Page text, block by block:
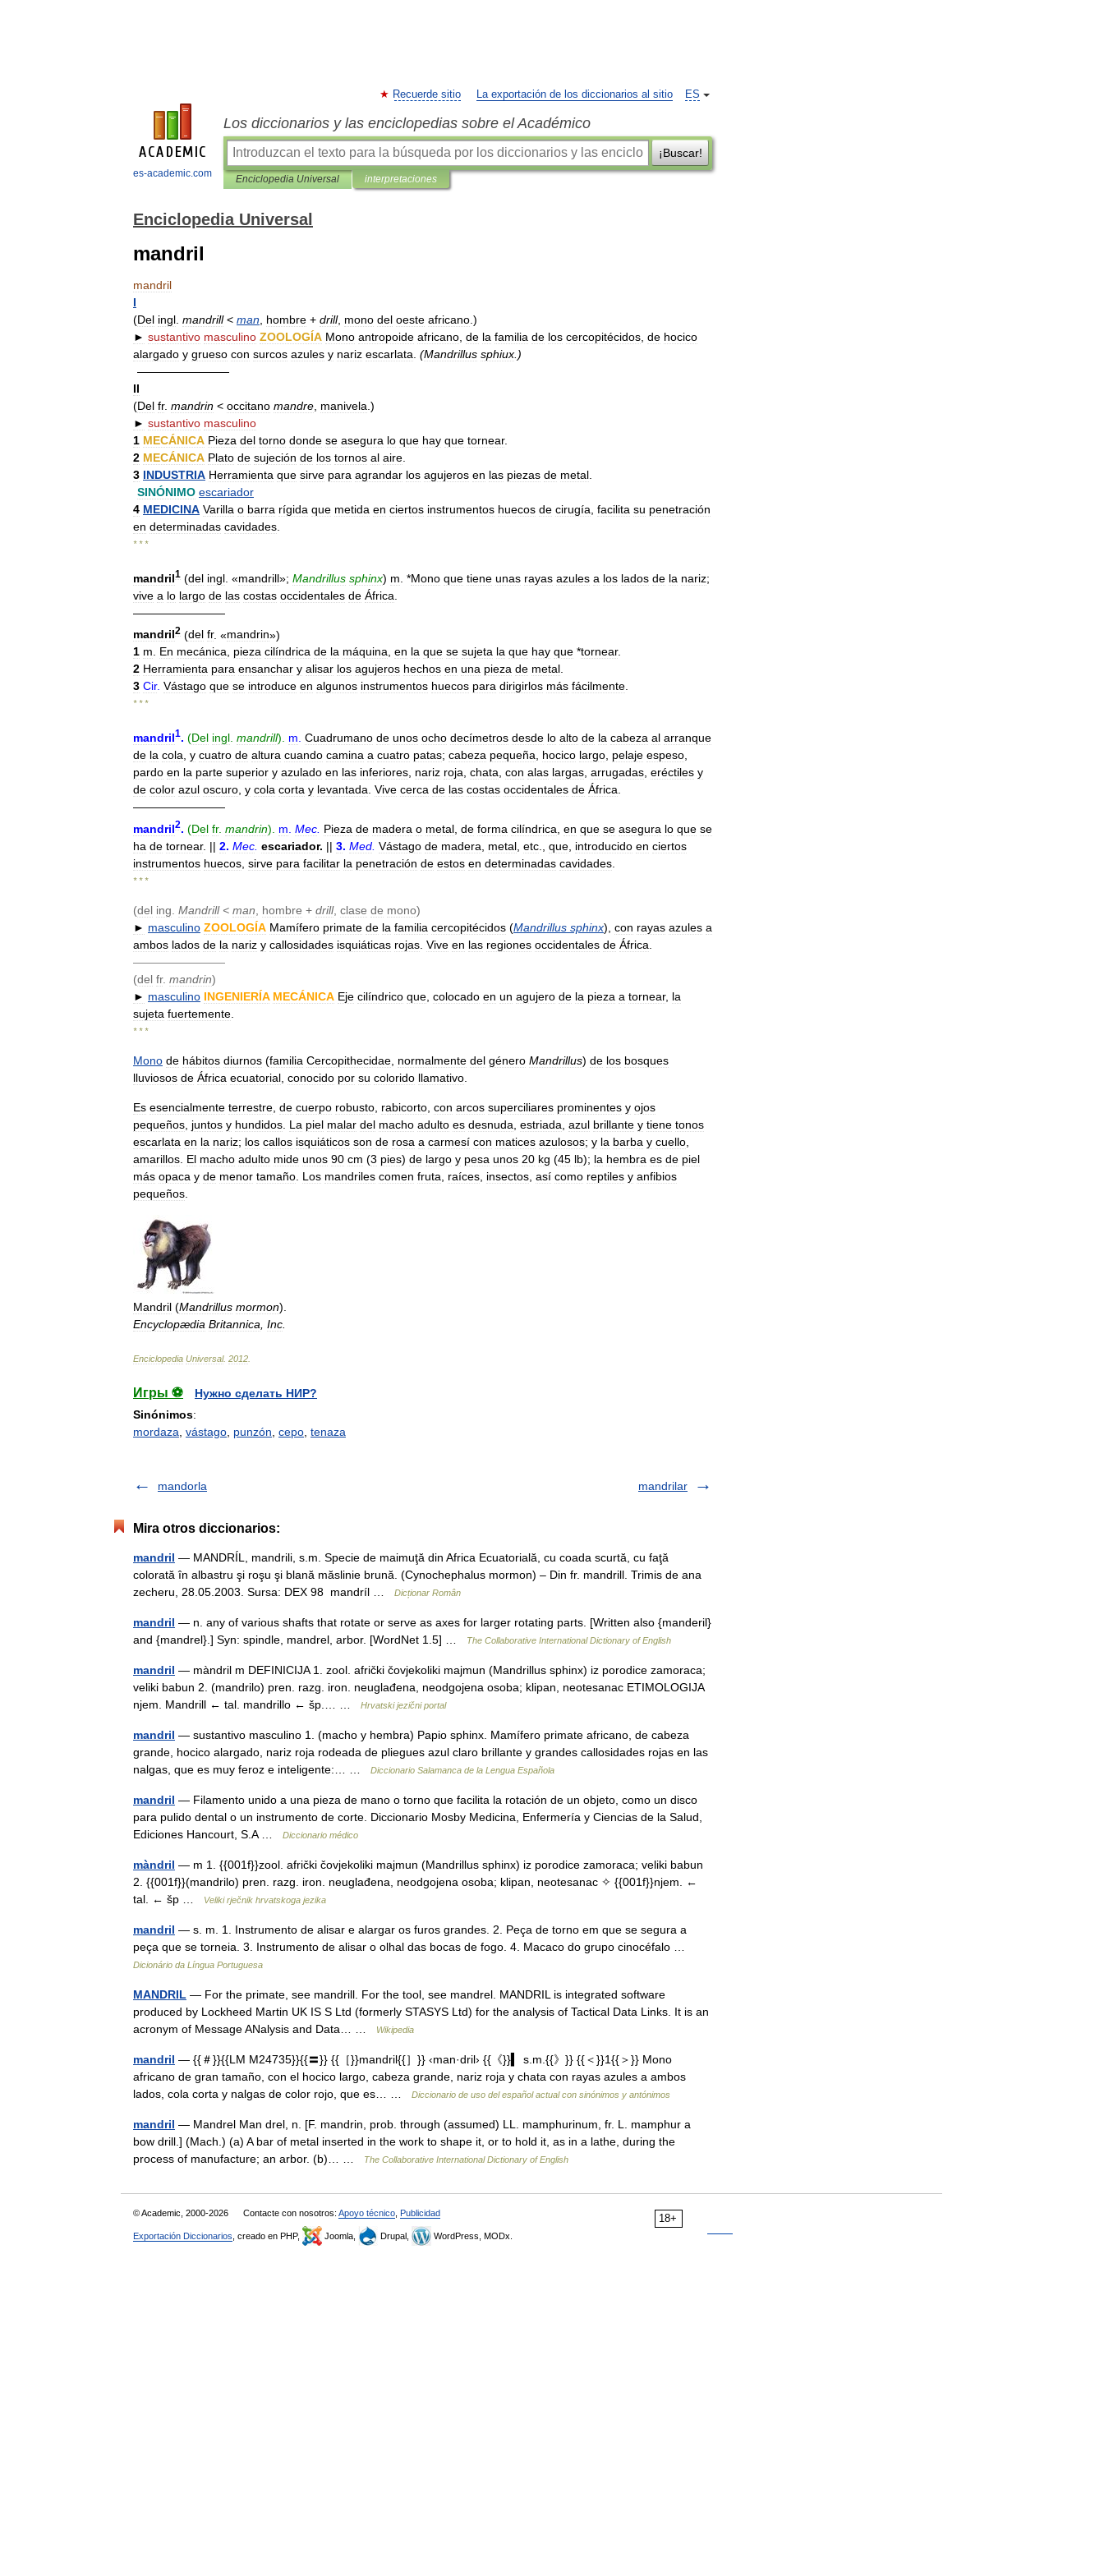
es-academic.com
ES
Recuerde sitio La exportación de los diccionarios al sitio
Los diccionarios y las enciclopedias sobre el Académico
¡Buscar!
Enciclopedia Universal interpretaciones
Enciclopedia Universal
mandril
mandril
I
(Del ingl mandrill< man hombre + drill, mono del oeste africano .)
► sustantivo masculino ZOOLOGÍA Mono antropoide africano de la familia de los cercopitécidos de hocico
alargado y grueso con surcos azules y nariz escarlata (Mandrillus sphiux .)
————————
II
(Del fr. mandrin < occitano mandre manivela .)
► sustantivo masculino
1 MECÁNICA Pieza del torno donde se asegura lo que hay que tornear.
2 MECÁNICA Plato de sujeción de los tornos al aire
3 INDUSTRIA Herramienta que sirve para agrandar los agujeros en las piezas de metal
SINÓNIMO escariador
4 MEDICINA Varilla o barra rígida que metida en ciertos instrumentos huecos de cirugía facilita su penetración
en determinadas cavidades
* * *
mandril1 (del ingl . «mandrill»; Mandrillus sphinx) m . *Mono que tiene unas rayas azules a los lados de la nariz;
vive a lo largo de las costas occidentales de África
————————
mandril2 (del fr. «mandrin»)
1 m. En mecánica, pieza cilíndrica de la máquina, en la que se sujeta la que hay que *tornear.
2 Herramienta para ensanchar y alisar los agujeros hechos en una pieza de metal.
3 Cir. Vástago que se introduce en algunos instrumentos huecos para dirigirlos más fácilmente.
* * *
mandril1. (Del ingl mandrill). m Cuadrumano de unos ocho decímetros desde lo alto de la cabeza al arranque
de la cola y cuatro de altura cuando camina a cuatro patas; cabeza pequeña hocico largo pelaje espeso
pardo en la parte superior y azulado en las inferiores nariz roja chata con alas largas arrugadas eréctiles y
de color azul oscuro y cola corta y levantada Vive cerca de las costas occidentales de África
————————
mandril2. (Del fr. mandrin). m Mec Pieza de madera o metal de forma cilíndrica en que se asegura lo que se
ha de tornear. || 2. Mec escariador. || 3. Med Vástago de madera metal etc que introducido en ciertos
instrumentos huecos sirve para facilitar la penetración de estos en determinadas cavidades
* * *
(del ing Mandrill< man hombre + drill, clase de mono)
► masculino ZOOLOGÍA Mamífero primate de la familia cercopitécidos (Mandrillus sphinx), con rayas azules a
ambos lados de la nariz y callosidades isquiáticas rojas Vive en las regiones occidentales de África
————————
(del fr. mandrin)
► masculino INGENIERÍA MECÁNICA Eje cilíndrico que colocado en un agujero de la pieza a tornear, la
sujeta fuertemente
* * *
Mono de hábitos diurnos (familia Cercopithecidae normalmente del género Mandrillus) de los bosques
lluviosos de África ecuatorial conocido por su colorido llamativo
Es esencialmente terrestre de cuerpo robusto rabicorto con arcos superciliares prominentes y ojos
pequeños juntos y hundidos La piel malar del macho adulto es desnuda estriada azul brillante y tiene tonos
escarlata en la nariz; los callos isquiáticos son de rosa a carmesí con matices azulosos; y la barba y cuello
amarillos El macho adulto mide unos 90 cm (3 pies) de largo y pesa unos 20 kg (45 lb); la hembra es de piel
más opaca y de menor tamaño Los mandriles comen fruta raíces insectos así como reptiles y anfibios
pequeños
Mandril (Mandrillus mormon).
Encyclopædia Britannica Inc
Enciclopedia Universal. 2012
Игры ⚽
Нужно сделать НИР?
Sinónimos:
mordaza vástago punzón cepo tenaza
mandorla mandrilar
Mira otros diccionarios:
mandril — MANDRÍL, mandrili, s.m. Specie de maimuţă din Africa Ecuatorială, cu coada scurtă, cu faţă
colorată în albastru şi roşu şi blană măslinie brună. (Cynochephalus mormon) – Din fr. mandrill. Trimis de ana
zecheru, 28.05.2003. Sursa: DEX 98 mandríl …
Dicționar Român
mandril — n. any of various shafts that rotate or serve as axes for larger rotating parts. [Written also {manderil}
and {mandrel}.] Syn: spindle, mandrel, arbor. [WordNet 1.5] …
The Collaborative International Dictionary of English
mandril — màndril m DEFINICIJA 1. zool. afrički čovjekoliki majmun (Mandrillus sphinx) iz porodice zamoraca;
veliki babun 2. (mandrilo) pren. razg. iron. neuglađena, neodgojena osoba; klipan, neotesanac ETIMOLOGIJA
njem. Mandrill ← tal. mandrillo ← šp.… …
Hrvatski jezični portal
mandril — sustantivo masculino 1. (macho y hembra) Papio sphinx. Mamífero primate africano, de cabeza
grande, hocico alargado, nariz roja rodeada de pliegues azul claro brillante y grandes callosidades rojas en las
nalgas, que es muy feroz e inteligente:… …
Diccionario Salamanca de la Lengua Española
mandril — Filamento unido a una pieza de mano o torno que facilita la rotación de un objeto, como un disco
para pulido dental o un instrumento de corte. Diccionario Mosby Medicina, Enfermería y Ciencias de la Salud,
Ediciones Hancourt, S.A …
Diccionario médico
màndril — m 1. {{001f}}zool. afrički čovjekoliki majmun (Mandrillus sphinx) iz porodice zamoraca; veliki babun
2. {{001f}}(mandrilo) pren. razg. iron. neuglađena, neodgojena osoba; klipan, neotesanac ✧ {{001f}}njem. ←
tal. ← šp …
Veliki rječnik hrvatskoga jezika
mandril — s. m. 1. Instrumento de alisar e alargar os furos grandes. 2. Peça de torno em que se segura a
peça que se torneia. 3. Instrumento de alisar o olhal das bocas de fogo. 4. Macaco do grupo cinocéfalo …
Dicionário da Língua Portuguesa
MANDRIL — For the primate, see mandrill. For the tool, see mandrel. MANDRIL is integrated software
produced by Lockheed Martin UK IS S Ltd (formerly STASYS Ltd) for the analysis of Tactical Data Links. It is an
acronym of Message ANalysis and Data… …
Wikipedia
mandril — {{＃}}{{LM M24735}}{{〓}} {{［}}mandril{{］}} ‹man·dril› {{《}}▍ s.m.{{》}} {{＜}}1{{＞}} Mono
africano de gran tamaño, con el hocico largo, cabeza grande, nariz roja y chata con rayas azules a ambos
lados, cola corta y nalgas de color rojo, que es… …
Diccionario de uso del español actual con sinónimos y antónimos
mandril — Mandrel Man drel, n. [F. mandrin, prob. through (assumed) LL. mamphurinum, fr. L. mamphur a
bow drill.] (Mach.) (a) A bar of metal inserted in the work to shape it, or to hold it, as in a lathe, during the
process of manufacture; an arbor. (b)… …
The Collaborative International Dictionary of English
18+
© Academic, 2000-2026 Contacte con nosotros: Apoyo técnico Publicidad
Exportación Diccionarios , creado en PHP, Joomla, Drupal, WordPress, MODx.